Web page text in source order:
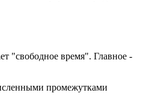
"свободное время". Главное -
промежутками